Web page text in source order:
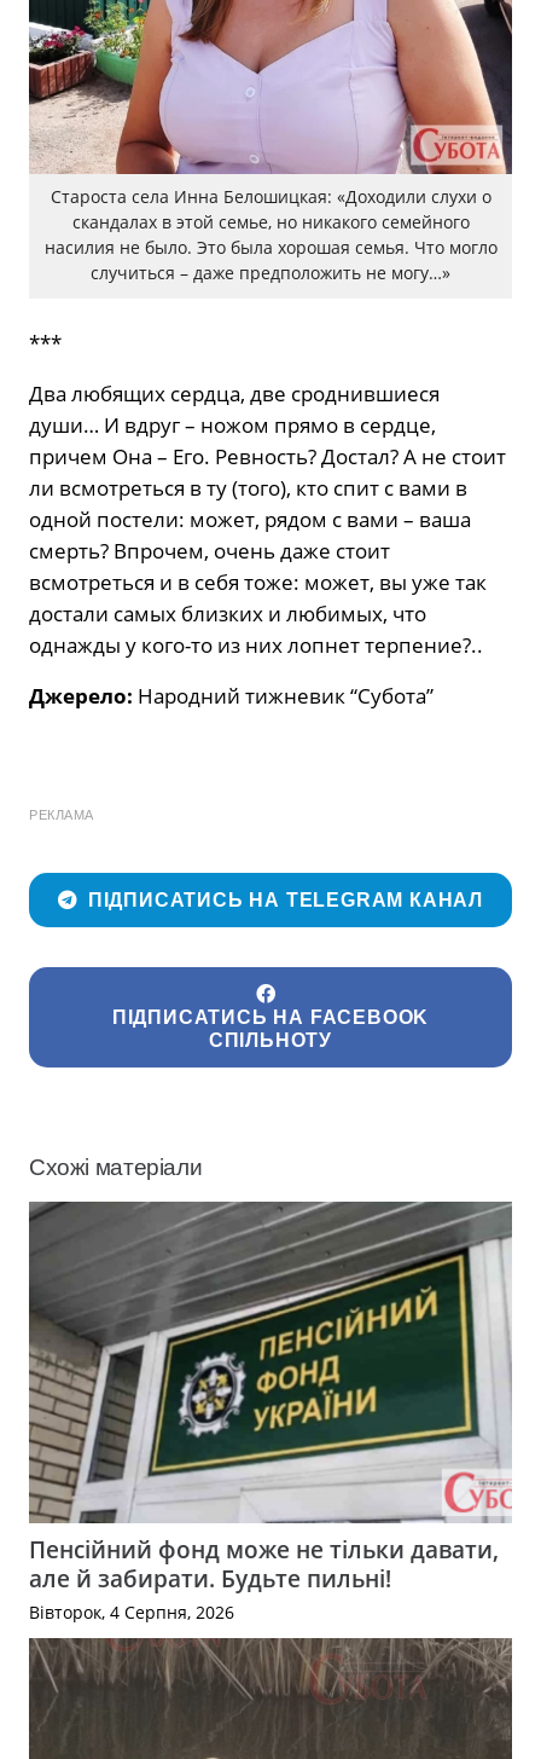
Староста села Инна Белошицкая: «Доходили слухи о
скандалах в этой семье, но никакого семейного
насилия не было. Это была хорошая семья. Что могло
случиться – даже предположить не могу…»
***
Два любящих сердца, две сроднившиеся
души… И вдруг – ножом прямо в сердце,
причем Она – Его. Ревность? Достал? А не стоит
ли всмотреться в ту (того), кто спит с вами в
одной постели: может, рядом с вами – ваша
смерть? Впрочем, очень даже стоит
всмотреться и в себя тоже: может, вы уже так
достали самых близких и любимых, что
однажды у кого-то из них лопнет терпение?..
Джерело: Народний тижневик “Субота”
РЕКЛАМА
ПІДПИСАТИСЬ НА TELEGRAM КАНАЛ
ПІДПИСАТИСЬ НА FACEBOOK
СПІЛЬНОТУ
Схожі матеріали
Пенсійний фонд може не тільки давати,
але й забирати. Будьте пильні!
Вівторок, 4 Серпня, 2026